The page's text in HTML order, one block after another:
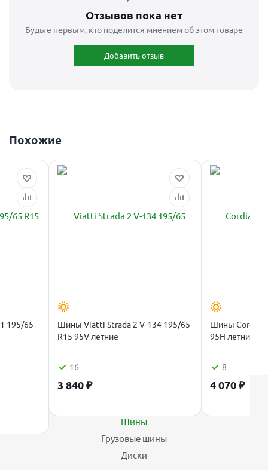
Отзывов пока нет
Будьте первым, кто поделится мнением об этом товаре
Добавить отзыв
Похожие
195/65
Шины Viatti Strada 2 V-134 195/65
R15 95V летние
16
3 840₽
Шины
95H летние
8
4 070₽
Шины
Грузовые шины
Диски